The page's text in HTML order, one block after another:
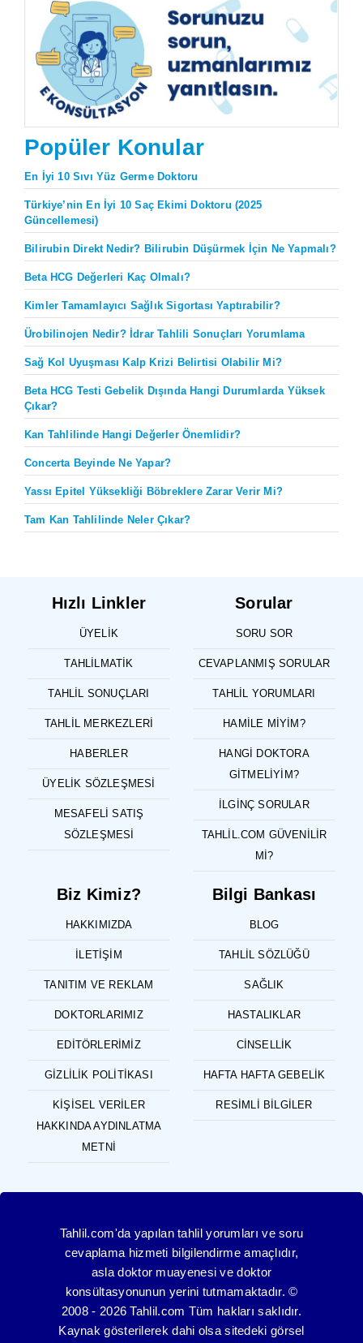
Popüler Konular
En İyi 10 Sıvı Yüz Germe Doktoru
Türkiye’nin En İyi 10 Saç Ekimi Doktoru (2025
Güncellemesi)
Bilirubin Direkt Nedir? Bilirubin Düşürmek İçin Ne Yapmalı?
Beta HCG Değerleri Kaç Olmalı?
Kimler Tamamlayıcı Sağlık Sigortası Yaptırabilir?
Ürobilinojen Nedir? İdrar Tahlili Sonuçları Yorumlama
Sağ Kol Uyuşması Kalp Krizi Belirtisi Olabilir Mi?
Beta HCG Testi Gebelik Dışında Hangi Durumlarda Yüksek
Çıkar?
Kan Tahlilinde Hangi Değerler Önemlidir?
Concerta Beyinde Ne Yapar?
Yassı Epitel Yüksekliği Böbreklere Zarar Verir Mi?
Tam Kan Tahlilinde Neler Çıkar?
Hızlı Linkler
ÜYELIK
TAHLILMATIK
TAHLIL SONUÇLARI
TAHLIL MERKEZLERI
HABERLER
ÜYELIK SÖZLEŞMESI
MESAFELI SATIŞ
SÖZLEŞMESI
Sorular
SORU SOR
CEVAPLANMIŞ SORULAR
TAHLIL YORUMLARI
HAMILE MIYIM?
HANGI DOKTORA
GITMELIYIM?
İLGINÇ SORULAR
TAHLIL.COM GÜVENILIR
MI?
Biz Kimiz?
HAKKIMIZDA
İLETIŞIM
TANITIM VE REKLAM
DOKTORLARIMIZ
EDITÖRLERIMIZ
GIZLILIK POLITIKASI
KIŞISEL VERILER
HAKKINDA AYDINLATMA
METNI
Bilgi Bankası
BLOG
TAHLIL SÖZLÜĞÜ
SAĞLIK
HASTALIKLAR
CINSELLIK
HAFTA HAFTA GEBELIK
RESIMLI BILGILER
Tahlil.com'da yapılan tahlil yorumları ve soru
cevaplama hizmeti bilgilendirme amaçlıdır,
asla doktor muayenesi ve doktor
konsültasyonunun yerini tutmamaktadır. ©
2008 - 2026 Tahlil.com Tüm hakları saklıdır.
Kaynak gösterilerek dahi olsa sitedeki görsel